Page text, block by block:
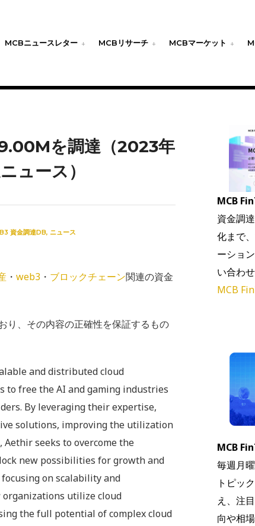
MCBニュースレター MCBリサーチ MCBマーケット
を調達（2023年
ュース）
資金調達DB, ニュース
・ web3 ・ ブロックチェーン関連の資金
り、その内容の正確性を保証するもの
and distributed cloud
to free the AI and gaming industries
By leveraging their expertise,
solutions, improving the utilization
seeks to overcome the
new possibilities for growth and
on scalability and
utilize cloud
the full potential of complex cloud
MCB
資金調
化まで
ーショ
い合わ
MCB
MCB
毎週月
トピッ
え、注
向や相